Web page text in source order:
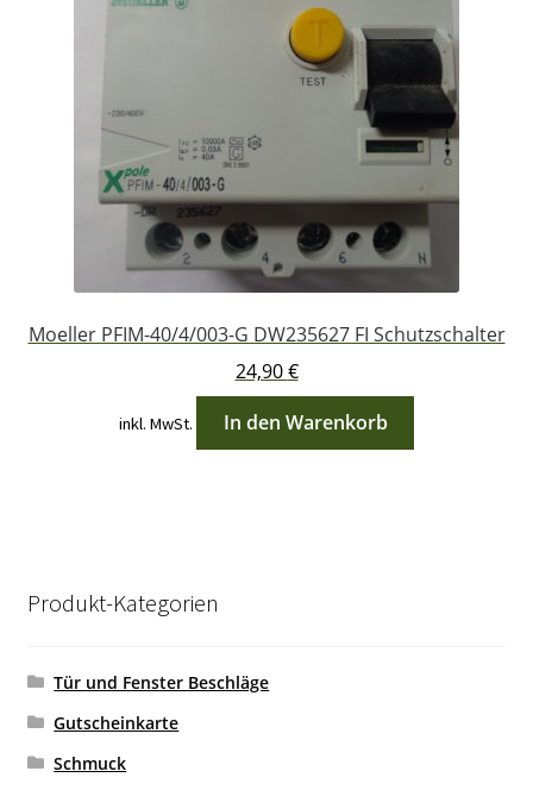
Moeller PFIM-40/4/003-G DW235627 FI Schutzschalter
24,90€
inkl. MwSt. In den Warenkorb
Produkt-Kategorien
Tür und Fenster Beschläge
Gutscheinkarte
Schmuck